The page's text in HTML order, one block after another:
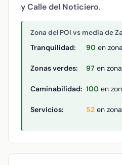
y Calle del Noticiero.
Zona del POI vs media de
Tranquilidad: 90 en
Zonas verdes: 97 en
Caminabilidad: 100 en
Servicios: 52 en